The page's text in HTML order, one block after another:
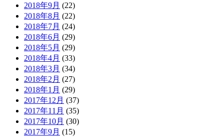
2018年9月 (22)
2018年8月 (22)
2018年7月 (24)
2018年6月 (29)
2018年5月 (29)
2018年4月 (33)
2018年3月 (34)
2018年2月 (27)
2018年1月 (29)
2017年12月 (37)
2017年11月 (35)
2017年10月 (30)
2017年9月 (15)